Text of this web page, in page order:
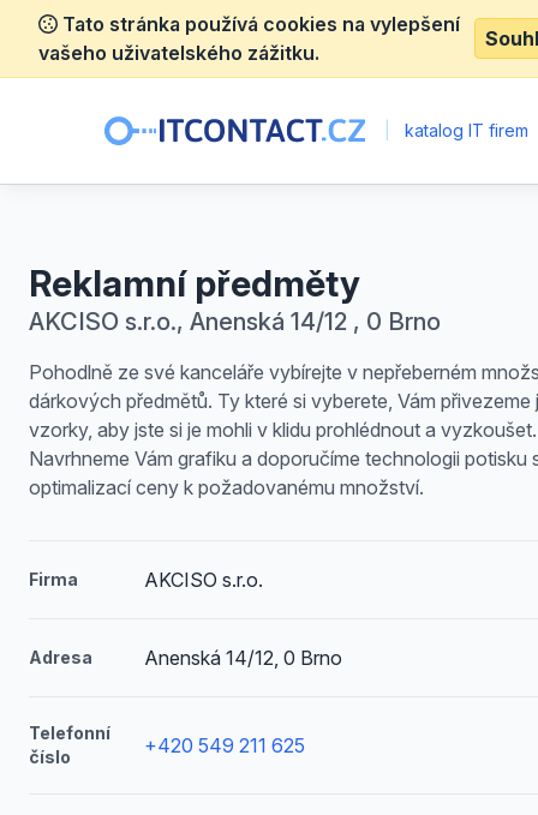
Tato stránka používá cookies na vylepšení
vašeho uživatelského zážitku.
katalog IT firem
Reklamní předměty
AKCISO s.r.o., Anenská 14/12 , 0 Brno
Pohodlně ze své kanceláře vybírejte v nepřeberném
dárkových předmětů. Ty které si vyberete, Vám přivezeme
vzorky, aby jste si je mohli v klidu prohlédnout a vyzkoušet.
Navrhneme Vám grafiku a doporučíme technologii potisku
optimalizací ceny k požadovanému množství.
Firma AKCISO s.r.o.
Adresa Anenská 14/12, 0 Brno
Telefonní
číslo
+420 549 211 625